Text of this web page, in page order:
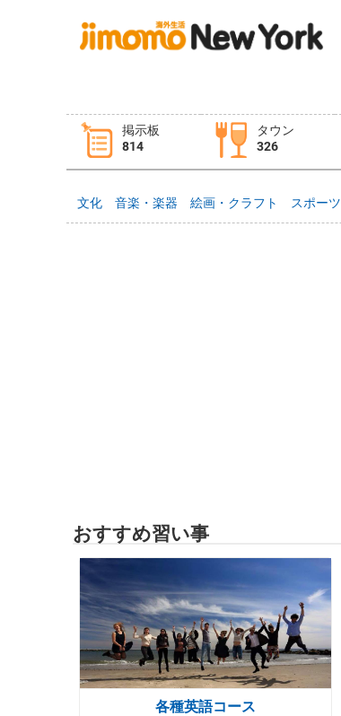
掲示板
814
タウン
326
タウン情報
文化 音楽・楽器 絵画・クラフト スポーツ
おすすめ習い事
各種英語コース